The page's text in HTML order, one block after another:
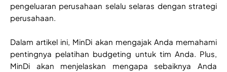
pengeluaran perusahaan selalu selaras dengan strategi
perusahaan.
Dalam artikel ini, MinDi akan mengajak Anda memahami
pentingnya pelatihan budgeting untuk tim Anda. Plus,
MinDi akan menjelaskan mengapa sebaiknya Anda